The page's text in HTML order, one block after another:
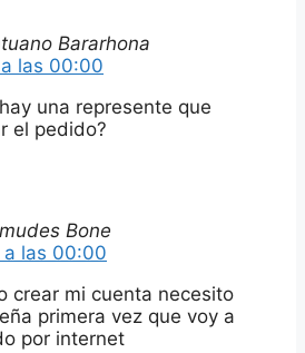
Bararhona
las 00:00
una represente que
el pedido?
Bone
las 00:00
crear mi cuenta necesito
primera vez que voy a
por internet